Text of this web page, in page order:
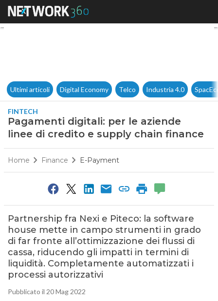
Pagamenti digitali: per le
Ultimi articoli Digital Economy Telco Industria 4.0
FINTECH
Pagamenti digitali: per le aziende
linee di credito e supply chain finance
Home Finance E-Payment
Partnership fra Nexi e Piteco: la software
house mette in campo strumenti in grado
di far fronte all’ottimizzazione dei flussi di
cassa, riducendo gli impatti in termini di
liquidità. Completamente automatizzati i
processi autorizzativi
Pubblicato il 20 Mag 2022